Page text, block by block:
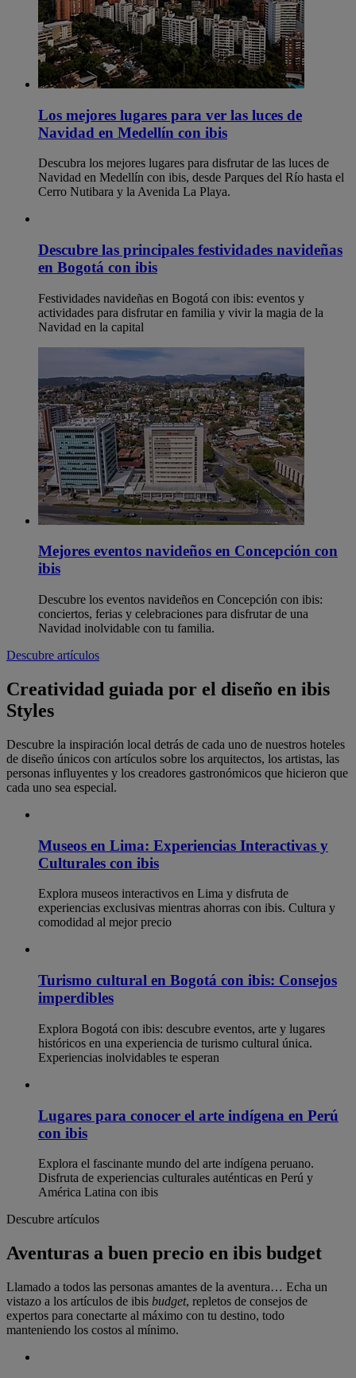
Los mejores lugares para ver las luces de
Navidad en Medellín con ibis
Descubra los mejores lugares para disfrutar de las luces de
Navidad en Medellín con ibis, desde Parques del Río hasta el
Cerro Nutibara y la Avenida La Playa.
Descubre las principales festividades navideñas
en Bogotá con ibis
Festividades navideñas en Bogotá con ibis: eventos y
actividades para disfrutar en familia y vivir la magia de la
Navidad en la capital
Mejores eventos navideños en Concepción​ con
ibis
Descubre los eventos navideños en Concepción con ibis:
conciertos, ferias y celebraciones para disfrutar de una
Navidad inolvidable con tu familia.
Descubre artículos
Creatividad guiada por el diseño en ibis
Styles
Descubre la inspiración local detrás de cada uno de nuestros hoteles
de diseño únicos con artículos sobre los arquitectos, los artistas, las
personas influyentes y los creadores gastronómicos que hicieron que
cada uno sea especial.
Museos en Lima: Experiencias Interactivas y
Culturales con ibis
Explora museos interactivos en Lima y disfruta de
experiencias exclusivas mientras ahorras con ibis. Cultura y
comodidad al mejor precio
Turismo cultural en Bogotá con ibis: Consejos
imperdibles
Explora Bogotá con ibis: descubre eventos, arte y lugares
históricos en una experiencia de turismo cultural única.
Experiencias inolvidables te esperan
Lugares para conocer el arte indígena en Perú
con ibis
Explora el fascinante mundo del arte indígena peruano.
Disfruta de experiencias culturales auténticas en Perú y
América Latina con ibis
Descubre artículos
Aventuras a buen precio en ibis budget
Llamado a todos las personas amantes de la aventura… Echa un
vistazo a los artículos de ibis budget, repletos de consejos de
expertos para conectarte al máximo con tu destino, todo
manteniendo los costos al mínimo.